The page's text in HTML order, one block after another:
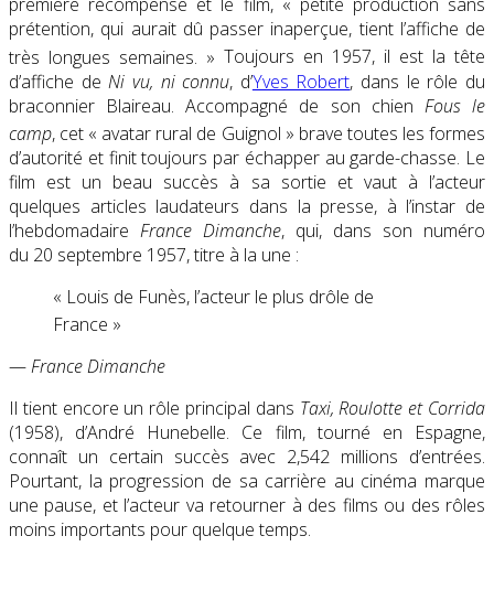
première récompense et le film, « petite production sans
prétention, qui aurait dû passer inaperçue, tient l’affiche de
très longues semaines. » Toujours en 1957, il est la tête
d’affiche deNi vu, ni connu, d’Yves Robert, dans le rôle du
braconnier Blaireau. Accompagné de son chien Fous le
camp, cet « avatar rural de Guignol » brave toutes les formes
d’autorité et finit toujours par échapper au garde-chasse. Le
film est un beau succès à sa sortie et vaut à l’acteur
quelques articles laudateurs dans la presse, à l’instar de
l’hebdomadaire France Dimanche, qui, dans son numéro
du 20 septembre 1957, titre à la une :
« Louis de Funès, l’acteur le plus drôle de
France »
—France Dimanche
Il tient encore un rôle principal dans Taxi, Roulotte et Corrida
(1958), d’André Hunebelle. Ce film, tourné en Espagne,
connaît un certain succès avec 2,542 millions d’entrées.
Pourtant, la progression de sa carrière au cinéma marque
une pause, et l’acteur va retourner à des films ou des rôles
moins importants pour quelque temps.